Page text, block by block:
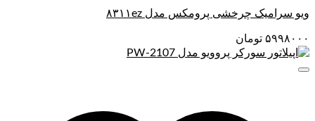
ویو سرامیک چرخشی پرومکس مدل ۸۳۱۱ez
۵۹۹۸۰۰۰ تومان